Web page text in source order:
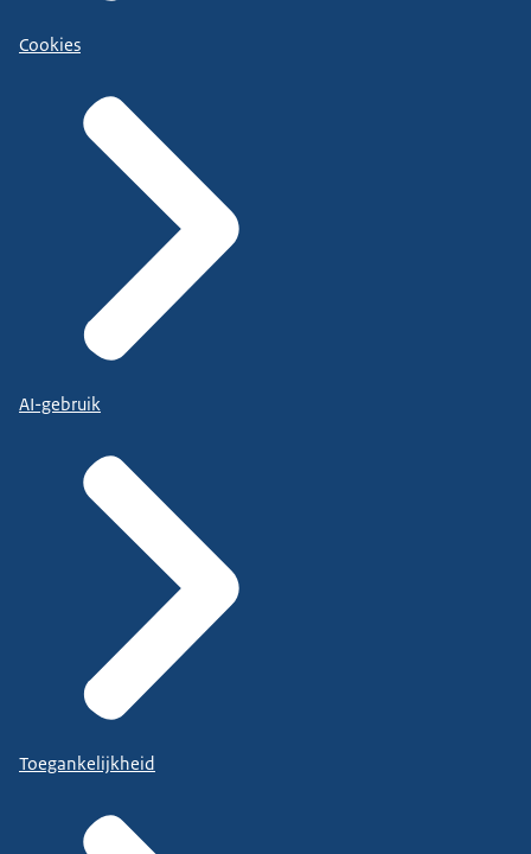
Cookies
AI-gebruik
Toegankelijkheid